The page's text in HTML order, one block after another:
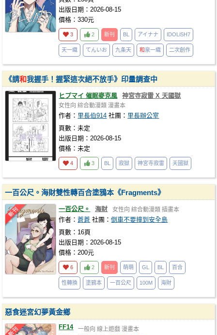
出版日期：2026-08-15
價格：330元
3 2 新刊 BL アイナナ IDOLiSH7
天一織 てんいお 九条天 和泉一織 二次創作
《請和我握手！握緊這次絕不放手》印量調查中
ヒプマイ 催眠麥克風 神宮寺寂雷 X 天國獄
女性向 綜合動漫類 漫畫本
作者： 里長伯914 社團： 里長辦公室
頁數：未定
出版日期：2026-08-15
價格：未定
4 3 BL 寂獄 神宮寺寂雷 天國獄
一百公尺。海財雙性轉百合塗鴉本《Fragments》
一百公尺。 海財 女性向 綜合動漫類 插畫本
作者：蒼蒼 社團：倒車不要撞到安全島
頁數：16頁
出版日期：2026-08-15
價格：200元
6 2 新刊 萌萌 GL BL 百合
性轉換 塗鴉本 一百公尺 100M 海財
惡食迷宮幻夢黃金鄉
FF14 一般向 線上遊戲 漫畫本